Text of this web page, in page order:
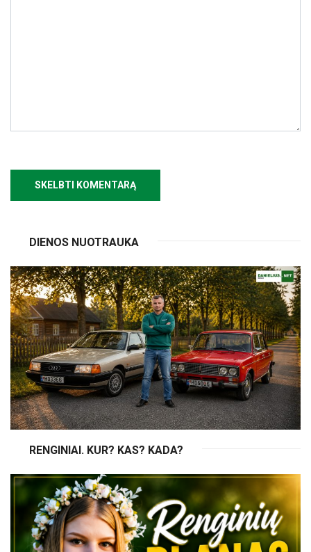
DIENOS NUOTRAUKA
RENGINIAI. KUR? KAS? KADA?